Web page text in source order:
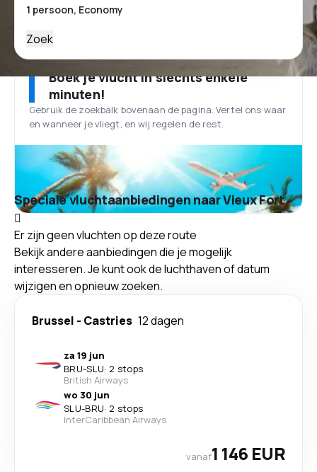
Zoek
Boek je vlucht in slechts enkele
minuten!
Gebruik de zoekbalk bovenaan de pagina. Vertel ons waar
en wanneer je vliegt, en wij regelen de rest.
Speciale vluchtaanbiedingen naar Vieux Fort
Er zijn geen vluchten op deze route
Bekijk andere aanbiedingen die je mogelijk
interesseren. Je kunt ook de luchthaven of datum
wijzigen en opnieuw zoeken.
Brussel - Castries 12 dagen
za 19 jun
BRU-SLU· 2 stops
British Airways
wo 30 jun
SLU-BRU· 2 stops
InterCaribbean Airways
vanaf1 146 EUR